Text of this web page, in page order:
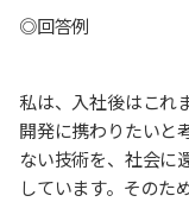
◎回答例
私は、入社後はこ
開発に携わりたいと
ない技術を、社会に
しています。そのた